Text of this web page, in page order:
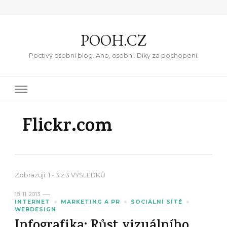
POOH.CZ
Poctivý osobní blog. Ano, osobní. Díky za pochopení.
Flickr.com
Zobrazuji: 1 - 3 z 3 VÝSLEDKŮ
18. 11. 2013
INTERNET
MARKETING A PR
SOCIÁLNÍ SÍTĚ
WEBDESIGN